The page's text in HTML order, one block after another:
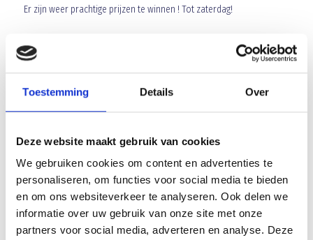
Toestemming Details Over
Deze website maakt gebruik van cookies
We gebruiken cookies om content en advertenties te
personaliseren, om functies voor social media te bieden
en om ons websiteverkeer te analyseren. Ook delen we
informatie over uw gebruik van onze site met onze
partners voor social media, adverteren en analyse. Deze
Er zijn weer prachtige prijzen te winnen ! Tot zaterdag!
Groetjes,
Array
Camera bewaking in en om sportaccomodatie
Feestelijk en bovenal zeer sfeervol. Blauwgeel receptie opnieuw
een succes